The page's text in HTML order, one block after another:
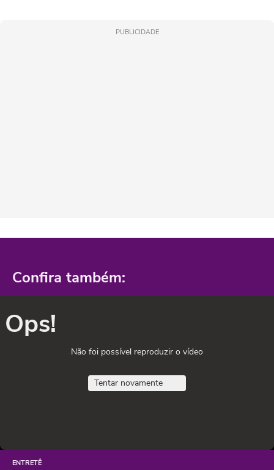
PUBLICIDADE
Confira também:
Ops!
Não foi possível reproduzir o vídeo
Tentar novamente
ENTRETÊ